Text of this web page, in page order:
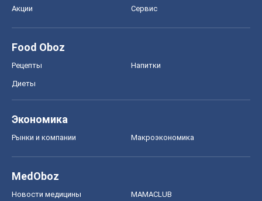
Акции Сервис
Food Oboz
Рецепты Напитки
Диеты
Экономика
Рынки и компании Mакроэкономика
MedOboz
Новости медицины MAMACLUB